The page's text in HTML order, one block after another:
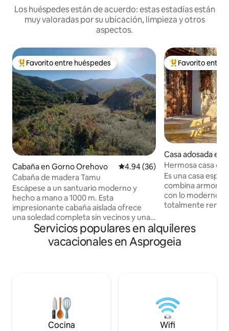
Los huéspedes están de acuerdo: estas estadías están
muy valoradas por su ubicación, limpieza y otros
aspectos.
Favorito entre huéspedes preferido
Favorito entre huéspedes
Cabaña en Gorno Orehovo Calificación promedio: 4.94 de
4.94 (36)
Cabaña de madera Tamu
Escápese a un santuario moderno y
hecho a mano a 1000 m. Esta
impresionante cabaña aislada ofrece
una soledad completa sin vecinos y unas
impresionantes vistas panorámicas a las
montañas, perfectas para el romance, el
amor y la meditación serena. Las
la bañera de hidromasaje solar privada, a
solo 15 minutos del centro de la ciudad.
Despiértate con el aire limpio de la
montaña, la vida silvestre y un sinfín de
Favorito entre
Favorito entre
Casa adosada en
Hermosa casa
increíbles al lago
Es una casa
combina
con lo moderno.
totalmente
hermoso jardín y
panorámica del lago. Cuenta con
las comodidades
antiguo de
pocos minutos
Servicios populares en alquileres
vacacionales en Asprogeia
Cocina Wifi